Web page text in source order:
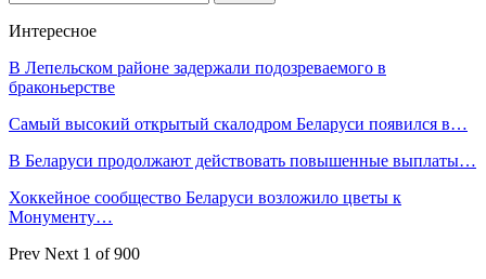
Интересное
В Лепельском районе задержали подозреваемого в
браконьерстве
Самый высокий открытый скалодром Беларуси появился в…
В Беларуси продолжают действовать повышенные выплаты…
Хоккейное сообщество Беларуси возложило цветы к
Монументу…
Prev Next 1 of 900